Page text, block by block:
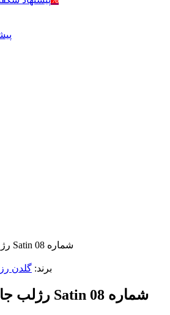
برند: گلدن رز
رژلب جامد گلدن رز مدل Satin شماره 08